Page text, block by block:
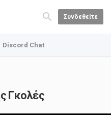
Συνδεθείτε
Discord Chat
Γκολές